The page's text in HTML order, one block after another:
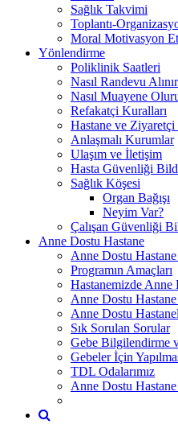
Sağlık Takvimi
Toplantı-
Moral Motivasyon
Yönlendirme
Poliklinik Saatleri
Nasıl Randevu
Nasıl Muayene
Refakatçi Kuralları
Hastane ve Ziyaretçi
Anlaşmalı Kurumlar
Ulaşım ve İletişim
Hasta Güvenliği
Sağlık Köşesi
Organ Bağışı
Neyim Var?
Çalışan Güvenliği
Anne Dostu Hastane
Anne Dostu
Programın Amaçları
Hastanemizde Anne
Anne Dostu
Anne Dostu
Sık Sorulan Sorular
Gebe Bilgilendirme
Gebeler İçin
TDL Odalarımız
Anne Dostu